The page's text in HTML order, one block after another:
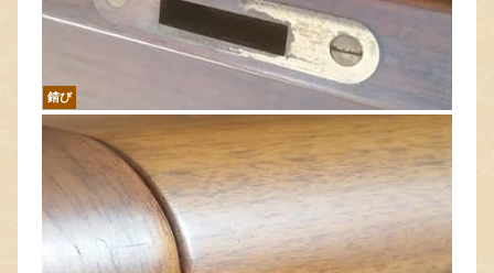
錆び